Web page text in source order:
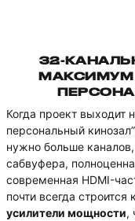
32-
МАКСИМУМ
Когда проект выходит
персональный
нужно больше
сабвуфера,
современная HDMI-
почти всегда строится
усилители мощности,